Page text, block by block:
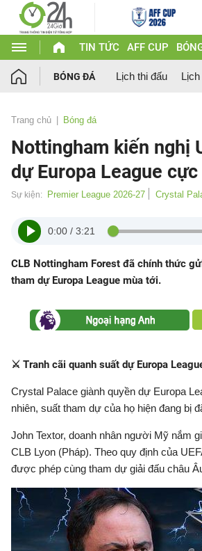
TIN TỨC AFF CUP
BÓNG ĐÁ Lịch thi đấu
Trang chủ Bóng đá
Nottingham kiến nghị
dự Europa League
Sự kiện: Premier League 2026-27 Crystal
0:00 / 3:21
CLB Nottingham Forest đã chính thức
tham dự Europa League mùa tới.
⚔️ Tranh cãi quanh suất dự Europa
Crystal Palace giành quyền dự Europa
nhiên, suất tham dự của họ hiện đang bị
John Textor, doanh nhân người Mỹ nắm
CLB Lyon (Pháp). Theo quy định của
được phép cùng tham dự giải đấu châu